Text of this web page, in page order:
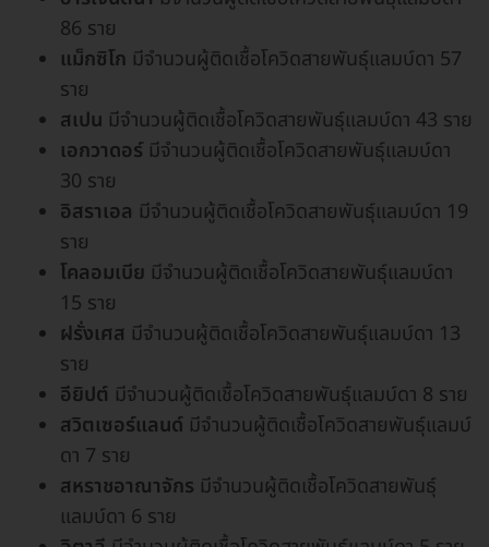
86 ราย
แม็กซิโก มีจำนวนผู้ติดเชื้อโควิดสายพันธุ์แลมบ์ดา 57
ราย
สเปน มีจำนวนผู้ติดเชื้อโควิดสายพันธุ์แลมบ์ดา 43 ราย
เอกวาดอร์ มีจำนวนผู้ติดเชื้อโควิดสายพันธุ์แลมบ์ดา
30 ราย
อิสราเอล มีจำนวนผู้ติดเชื้อโควิดสายพันธุ์แลมบ์ดา 19
ราย
โคลอมเบีย มีจำนวนผู้ติดเชื้อโควิดสายพันธุ์แลมบ์ดา
15 ราย
ฝรั่งเศส มีจำนวนผู้ติดเชื้อโควิดสายพันธุ์แลมบ์ดา 13
ราย
อียิปต์ มีจำนวนผู้ติดเชื้อโควิดสายพันธุ์แลมบ์ดา 8 ราย
สวิตเซอร์แลนด์ มีจำนวนผู้ติดเชื้อโควิดสายพันธุ์แลมบ์
ดา 7 ราย
สหราชอาณาจักร มีจำนวนผู้ติดเชื้อโควิดสายพันธุ์
แลมบ์ดา 6 ราย